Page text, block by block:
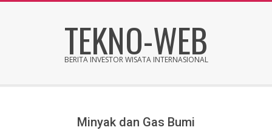
TEKNO-WEB
BERITA INVESTOR WISATA INTERNASIONAL
Minyak dan Gas Bumi